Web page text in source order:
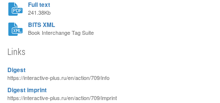
Full text
241.38Kb
BITS XML
Book Interchange Tag Suite
Links
Digest
https://interactive-plus.ru/en/action/709/info
Digest imprint
https://interactive-plus.ru/en/action/709/imprint